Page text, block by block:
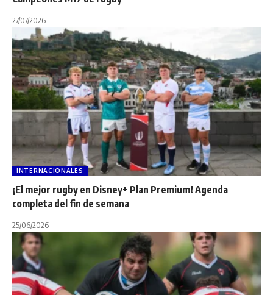
27/07/2026
INTERNACIONALES
¡El mejor rugby en Disney+ Plan Premium! Agenda
completa del fin de semana
25/06/2026